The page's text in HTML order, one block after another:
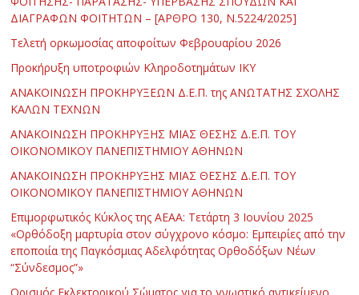
ΔΙΑΓΡΑΦΩΝ ΦΟΙΤΗΤΩΝ – [ΑΡΘΡΟ 130, Ν.5224/2025]
Τελετή ορκωμοσίας αποφοίτων Φεβρουαρίου 2026
Προκήρυξη υποτροφιών Κληροδοτημάτων ΙΚΥ
ΑΝΑΚΟΙΝΩΣΗ ΠΡΟΚΗΡΥΞΕΩΝ Δ.Ε.Π. της ΑΝΩΤΑΤΗΣ ΣΧΟΛΗΣ
ΚΑΛΩΝ ΤΕΧΝΩΝ
ΑΝΑΚΟΙΝΩΣΗ ΠΡΟΚΗΡΥΞΗΣ ΜΙΑΣ ΘΕΣΗΣ Δ.Ε.Π. ΤΟΥ
ΟΙΚΟΝΟΜΙΚΟΥ ΠΑΝΕΠΙΣΤΗΜΙΟΥ ΑΘΗΝΩΝ
ΑΝΑΚΟΙΝΩΣΗ ΠΡΟΚΗΡΥΞΗΣ ΜΙΑΣ ΘΕΣΗΣ Δ.Ε.Π. ΤΟΥ
ΟΙΚΟΝΟΜΙΚΟΥ ΠΑΝΕΠΙΣΤΗΜΙΟΥ ΑΘΗΝΩΝ
Επιμορφωτικός Κύκλος της ΑΕΑΑ: Τετάρτη 3 Ιουνίου 2025
«Ορθόδοξη μαρτυρία στον σύγχρονο κόσμο: Εμπειρίες από την
εποποιία της Παγκόσμιας Αδελφότητας Ορθοδόξων Νέων
“Σύνδεσμος”»